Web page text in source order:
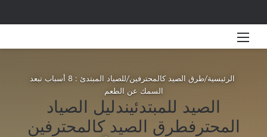
الرئيسية/طرق الصيد كالمحترفين/
للصياد المبتدئ : 8 أسباب تبعد
السمك عن الطعم
الصيد للمبتدئيندليل الصياد
المحترفطرق الصيد كالمحترفين